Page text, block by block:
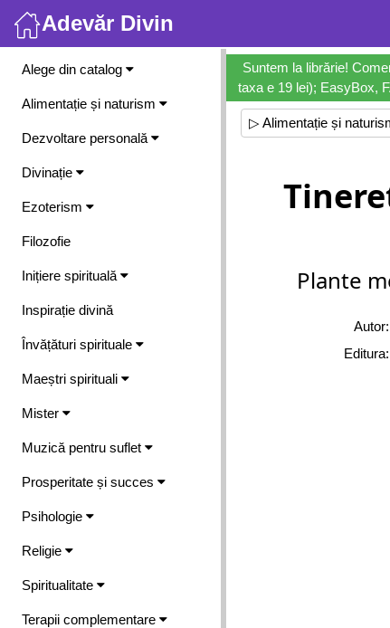
Adevăr Divin
Meniu
Alege din catalog
Alimentație și naturism
Dezvoltare personală
Divinație
Ezoterism
Filozofie
Inițiere spirituală
Inspirație divină
Învățături spirituale
Maeștri spirituali
Mister
Muzică pentru suflet
Prosperitate și succes
Psihologie
Religie
Spiritualitate
Terapii complementare
Suntem la librărie!
taxa e 19 lei); EasyBox,
▷ Alimentație și
Plante
Autor:
Editura: